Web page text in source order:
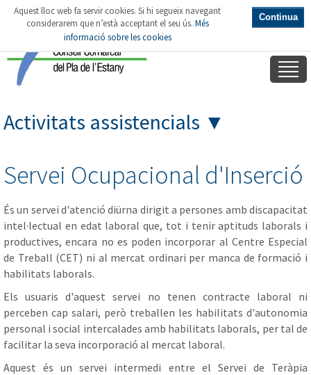
Activitats assistencials ▼
Servei Ocupacional d'Inserció
És un servei d'atenció diürna dirigit a persones amb discapacitat
intel·lectual en edat laboral que, tot i tenir aptituds laborals i
productives, encara no es poden incorporar al Centre Especial
de Treball (CET) ni al mercat ordinari per manca de formació i
habilitats laborals.
Els usuaris d'aquest servei no tenen contracte laboral ni
perceben cap salari, però treballen les habilitats d'autonomia
personal i social intercalades amb habilitats laborals, per tal de
facilitar la seva incorporació al mercat laboral.
Aquest és un servei intermedi entre el Servei de Teràpia
Aquest lloc web fa servir cookies. Si hi segueix navegant
considerarem que n’està acceptant el seu ús. Més
informació sobre les cookies
Continua